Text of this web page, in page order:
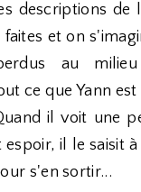
descriptions de
et on
au
ce que Yann est
il voit une
il le saisit
s'en sortir...